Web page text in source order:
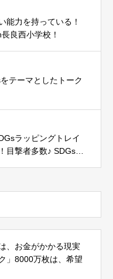
能力を持っている！
良西小学校！
テーマとしたトーク
ラッピングトレイ
目撃者多数♪ SDGs達
、お金がかかる現実
」8000万枚は、希望